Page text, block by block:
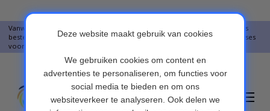
Vanwege vakantie worden er op moment geen pakketjes verstuurd. Alles
bestellingen vanaf 09-07-2026 word op 10-08-2026 verzonden. Onze excuses
voor het ongemak. Bedankt voor u begrip.
Verlanglijst